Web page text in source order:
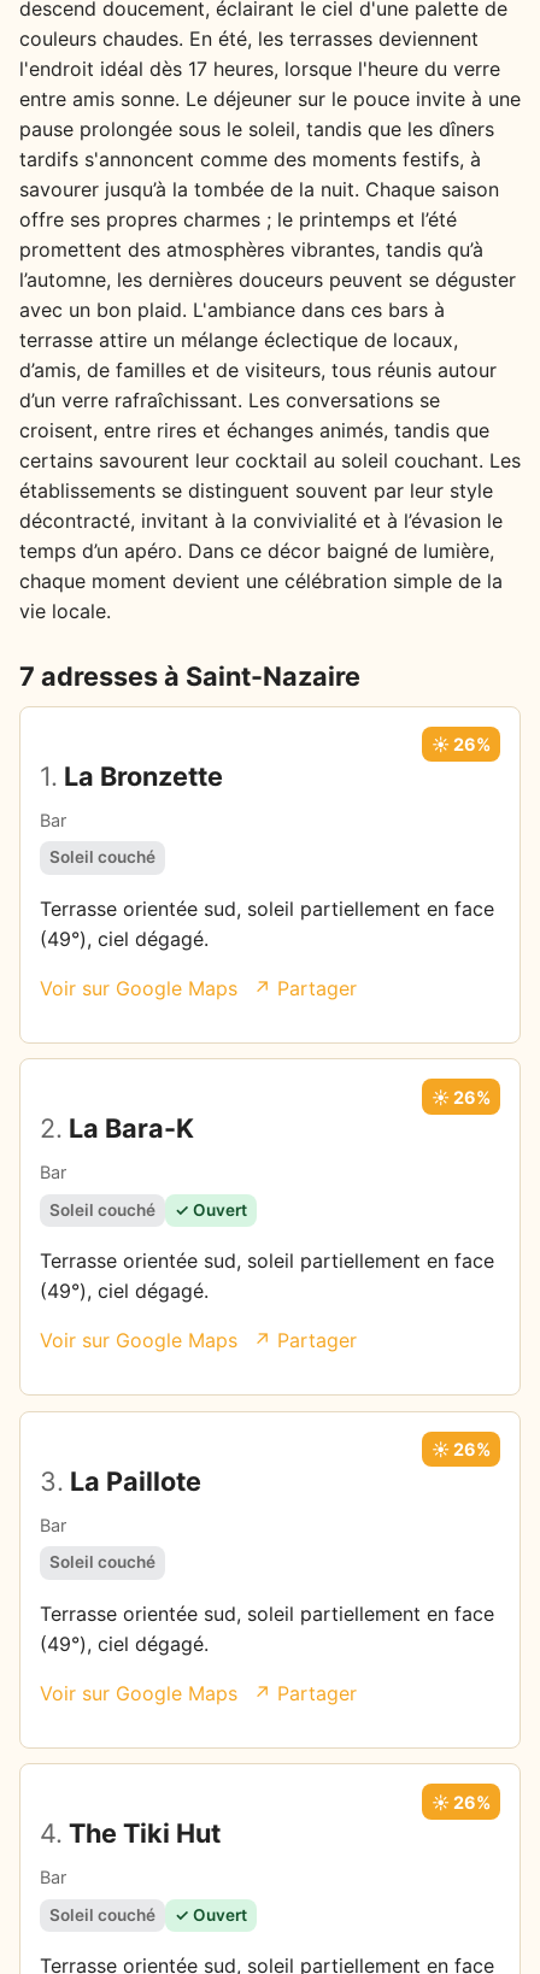
descend doucement, éclairant le ciel d'une palette de
couleurs chaudes. En été, les terrasses deviennent
l'endroit idéal dès 17 heures, lorsque l'heure du verre
entre amis sonne. Le déjeuner sur le pouce invite à une
pause prolongée sous le soleil, tandis que les dîners
tardifs s'annoncent comme des moments festifs, à
savourer jusqu’à la tombée de la nuit. Chaque saison
offre ses propres charmes ; le printemps et l’été
promettent des atmosphères vibrantes, tandis qu’à
l’automne, les dernières douceurs peuvent se déguster
avec un bon plaid. L'ambiance dans ces bars à
terrasse attire un mélange éclectique de locaux,
d’amis, de familles et de visiteurs, tous réunis autour
d’un verre rafraîchissant. Les conversations se
croisent, entre rires et échanges animés, tandis que
certains savourent leur cocktail au soleil couchant. Les
établissements se distinguent souvent par leur style
décontracté, invitant à la convivialité et à l’évasion le
temps d’un apéro. Dans ce décor baigné de lumière,
chaque moment devient une célébration simple de la
vie locale.
7 adresses à Saint-Nazaire
1. La Bronzette
Bar
☀️ 26%
Soleil couché
Terrasse orientée sud, soleil partiellement en face
(49°), ciel dégagé.
Voir sur Google Maps ↗ Partager
2. La Bara-K
Bar
☀️ 26%
Soleil couché ✓ Ouvert
Terrasse orientée sud, soleil partiellement en face
(49°), ciel dégagé.
Voir sur Google Maps ↗ Partager
3. La Paillote
Bar
☀️ 26%
Soleil couché
Terrasse orientée sud, soleil partiellement en face
(49°), ciel dégagé.
Voir sur Google Maps ↗ Partager
4. The Tiki Hut
Bar
☀️ 26%
Soleil couché ✓ Ouvert
Terrasse orientée sud, soleil partiellement en face